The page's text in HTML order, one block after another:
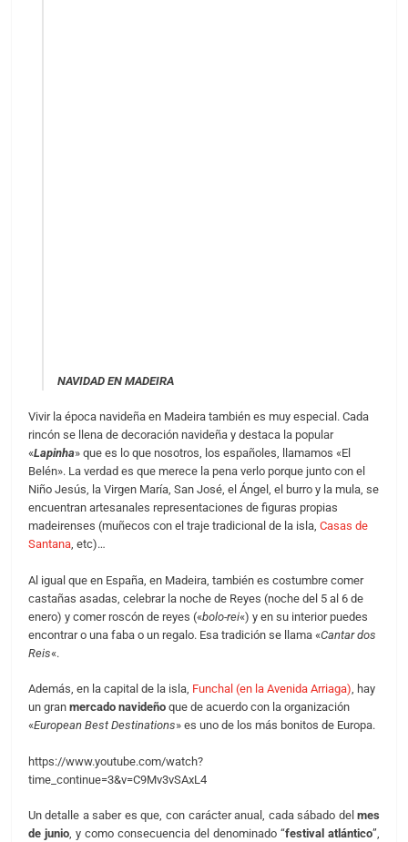
NAVIDAD EN MADEIRA
Vivir la época navideña en Madeira también es muy especial. Cada
rincón se llena de decoración navideña y destaca la popular
«Lapinha» que es lo que nosotros, los españoles, llamamos «El
Belén». La verdad es que merece la pena verlo porque junto con el
Niño Jesús, la Virgen María, San José, el Ángel, el burro y la mula, se
encuentran artesanales representaciones de figuras propias
madeirenses (muñecos con el traje tradicional de la isla, Casas de
Santana, etc)…
Al igual que en España, en Madeira, también es costumbre comer
castañas asadas, celebrar la noche de Reyes (noche del 5 al 6 de
enero) y comer roscón de reyes («bolo-rei«) y en su interior puedes
encontrar o una faba o un regalo. Esa tradición se llama «Cantar dos
Reis«.
Además, en la capital de la isla, Funchal (en la Avenida Arriaga), hay
un gran mercado navideñoque de acuerdo con la organización
«European Best Destinations» es uno de los más bonitos de Europa.
https://www.youtube.com/watch?
time_continue=3&v=C9Mv3vSAxL4
Un detalle a saber es que, con carácter anual, cada sábado delmes
de junio, y como consecuencia del denominado “festival atlántico”,